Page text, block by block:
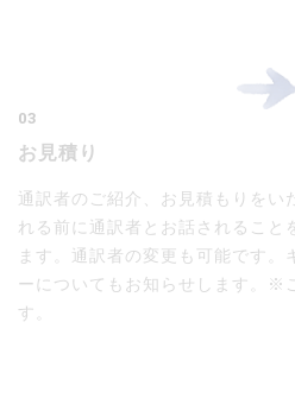
03
お見積り
通訳者のご紹介、お見積もりをい
れる前に通訳者とお話されること
ます。通訳者の変更も可能です。
ーについてもお知らせします。※
す。